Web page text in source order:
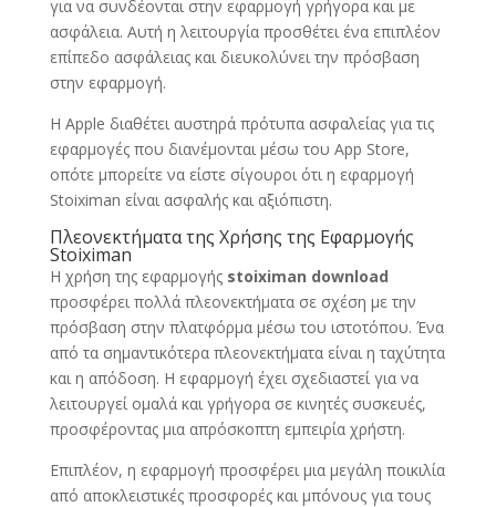
για να συνδέονται στην εφαρμογή γρήγορα και με
ασφάλεια. Αυτή η λειτουργία προσθέτει ένα επιπλέον
επίπεδο ασφάλειας και διευκολύνει την πρόσβαση
στην εφαρμογή.
Η Apple διαθέτει αυστηρά πρότυπα ασφαλείας για τις
εφαρμογές που διανέμονται μέσω του App Store,
οπότε μπορείτε να είστε σίγουροι ότι η εφαρμογή
Stoiximan είναι ασφαλής και αξιόπιστη.
Πλεονεκτήματα της Χρήσης της Εφαρμογής
Stoiximan
Η χρήση της εφαρμογής stoiximan download
προσφέρει πολλά πλεονεκτήματα σε σχέση με την
πρόσβαση στην πλατφόρμα μέσω του ιστοτόπου. Ένα
από τα σημαντικότερα πλεονεκτήματα είναι η ταχύτητα
και η απόδοση. Η εφαρμογή έχει σχεδιαστεί για να
λειτουργεί ομαλά και γρήγορα σε κινητές συσκευές,
προσφέροντας μια απρόσκοπτη εμπειρία χρήστη.
Επιπλέον, η εφαρμογή προσφέρει μια μεγάλη ποικιλία
από αποκλειστικές προσφορές και μπόνους για τους